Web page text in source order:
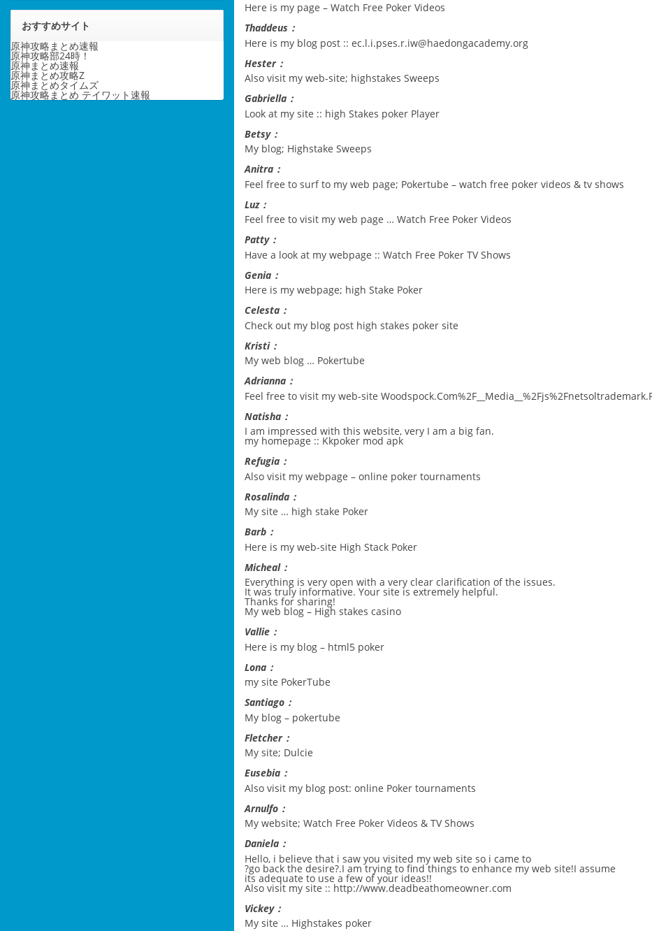
Here is my page – Watch Free Poker Videos
Thaddeus：
Here is my blog post :: ec.l.i.pses.r.iw@haedongacademy.org
Hester：
Also visit my web-site; highstakes Sweeps
Gabriella：
Look at my site :: high Stakes poker Player
Betsy：
My blog; Highstake Sweeps
Anitra：
Feel free to surf to my web page; Pokertube – watch free poker videos & tv shows
Luz：
Feel free to visit my web page … Watch Free Poker Videos
Patty：
Have a look at my webpage :: Watch Free Poker TV Shows
Genia：
Here is my webpage; high Stake Poker
Celesta：
Check out my blog post high stakes poker site
Kristi：
My web blog … Pokertube
Adrianna：
Feel free to visit my web-site
Natisha：
I am impressed with this website, very I am a big fan.
my homepage :: Kkpoker mod apk
Refugia：
Also visit my webpage – online poker tournaments
Rosalinda：
My site … high stake Poker
Barb：
Here is my web-site High Stack Poker
Micheal：
Everything is very open with a very clear clarification of the issues.
It was truly informative. Your site is extremely helpful.
Thanks for sharing!
My web blog – High stakes casino
Vallie：
Here is my blog – html5 poker
Lona：
my site PokerTube
Santiago：
My blog – pokertube
Fletcher：
My site; Dulcie
Eusebia：
Also visit my blog post: online Poker tournaments
Arnulfo：
My website; Watch Free Poker Videos & TV Shows
Daniela：
Hello, i believe that i saw you visited my web site so i came to
?go back the desire?.I am trying to find things to enhance my web site!I assume
its adequate to use a few of your ideas!!
Also visit my site :: http://www.deadbeathomeowner.com
Vickey：
My site … Highstakes poker
おすすめサイト
原神攻略まとめ速報
原神攻略部24時！
原神まとめ速報
原神まとめ攻略Z
原神まとめタイムズ
原神攻略まとめ テイワット速報